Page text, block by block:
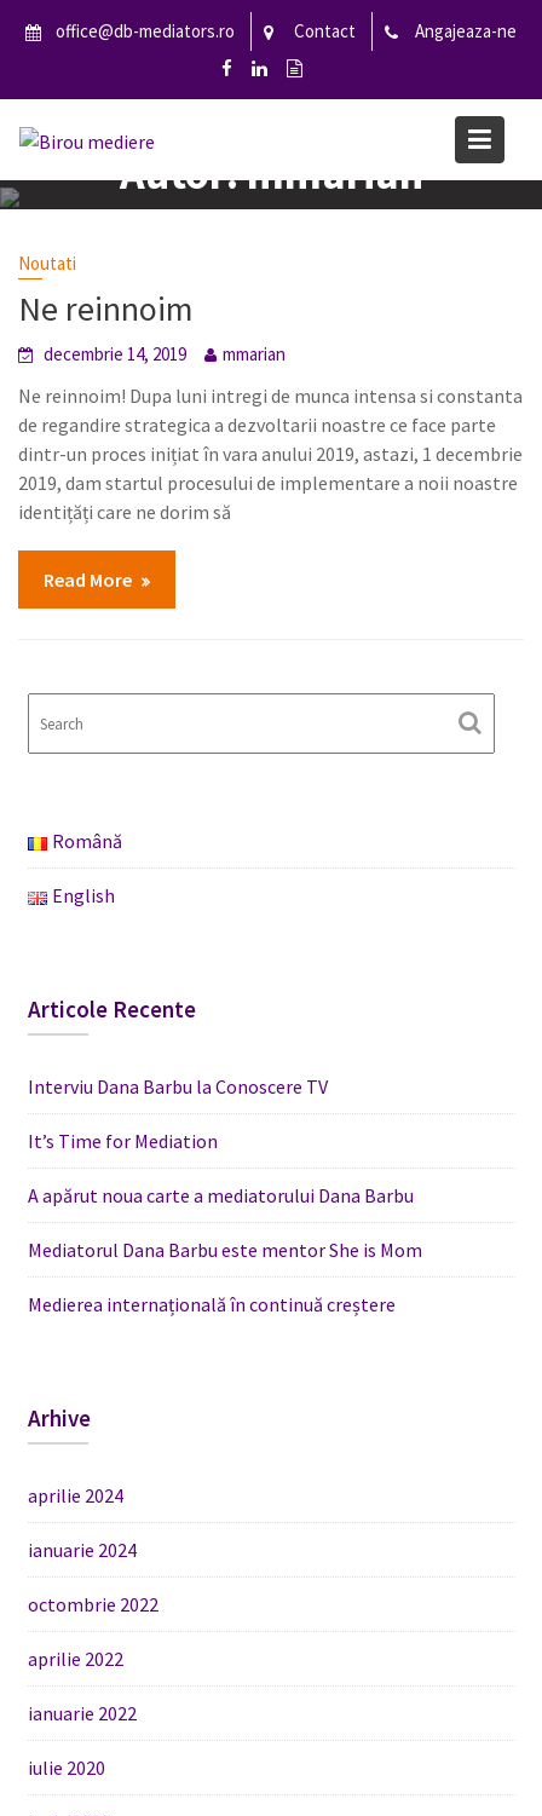
p
c
office@db-mediators.ro Contact Angajeaza-ne
Autor:mmarian
Noutati
Ne reinnoim
decembrie 14, 2019 mmarian
Ne reinnoim! Dupa luni intregi de munca intensa si constanta
de regandire strategica a dezvoltarii noastre ce face parte
dintr-un proces inițiat în vara anului 2019, astazi, 1 decembrie
2019, dam startul procesului de implementare a noii noastre
identițăți care ne dorim să
Read More
Română
English
Articole Recente
Interviu Dana Barbu la Conoscere TV
It’s Time for Mediation
A apărut noua carte a mediatorului Dana Barbu
Mediatorul Dana Barbu este mentor She is Mom
Medierea internațională în continuă creștere
Arhive
aprilie 2024
ianuarie 2024
octombrie 2022
aprilie 2022
ianuarie 2022
iulie 2020